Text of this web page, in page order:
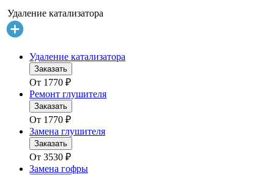
Удаление катализатора
Удаление катализатора
Заказать
От 1770 ₽
Ремонт глушителя
Заказать
От 1770 ₽
Замена глушителя
Заказать
От 3530 ₽
Замена гофры